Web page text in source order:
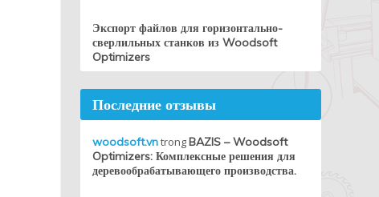
Экспорт файлов для горизонтально-
сверлильных станков из Woodsoft
Optimizers
Последние отзывы
woodsoft.vntrongBAZIS – Woodsoft
Optimizers: Комплексные решения для
деревообрабатывающего производства.